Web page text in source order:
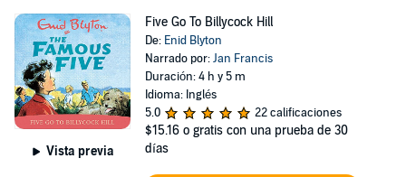
Vista previa
Five Go To Billycock Hill
De: Enid Blyton
Narrado por:Jan Francis
Duración: 4 h y 5 m
Idioma: Inglés
5.0
22 calificaciones
$15.16 o gratis con una prueba de 30
días